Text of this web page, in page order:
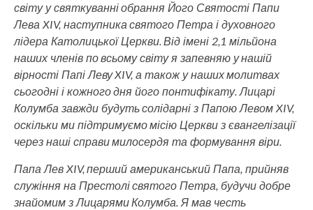
світу у святкуванні обрання Його Святості Папи
Лева XIV, наступника святого Петра і духовного
лідера Католицької Церкви. Від імені 2,1 мільйона
наших членів по всьому світу я запевняю у нашій
вірності Папі Леву XIV, а також у наших молитвах
сьогодні і кожного дня його понтифікату. Лицарі
Колумба завжди будуть солідарні з Папою Левом XIV,
оскільки ми підтримуємо місію Церкви з євангелізації
через наші справи милосердя та формування віри.
Папа Лев XIV, перший американський Папа, прийняв
служіння на Престолі святого Петра, будучи добре
знайомим з Лицарями Колумба. Я мав честь